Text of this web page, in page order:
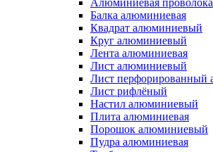
Алюминиевая проволока
Балка алюминиевая
Квадрат алюминиевый
Круг алюминиевый
Лента алюминиевая
Лист алюминиевый
Лист перфорированный
Лист рифлёный
Настил алюминиевый
Плита алюминиевая
Порошок алюминиевый
Пудра алюминиевая